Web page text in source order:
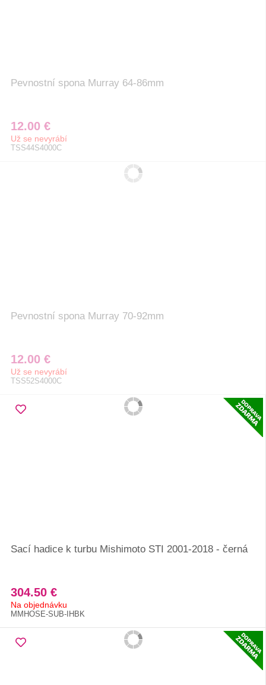
Pevnostní spona Murray 64-86mm
12.00 €
Už se nevyrábí
TSS44S4000C
Pevnostní spona Murray 70-92mm
12.00 €
Už se nevyrábí
TSS52S4000C
Sací hadice k turbu Mishimoto STI 2001-2018 - černá
304.50 €
Na objednávku
MMHOSE-SUB-IHBK